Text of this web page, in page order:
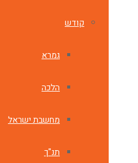
קודש
גמרא
הלכה
מחשבת ישראל
תנ"ך